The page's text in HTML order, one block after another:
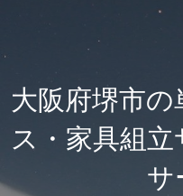
大阪府堺市
ス・家具組
サ